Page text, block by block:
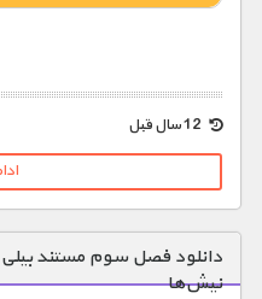
دانلود فصل سوم مستند بیلی
نیش‌ها